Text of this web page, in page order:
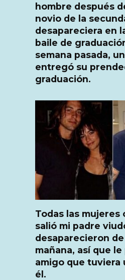
hombre después
novio de la
desapareciera en
baile de
semana pasada,
entregó su
graduación.
Todas las mujeres
salió mi padre
desaparecieron
mañana, así que le
amigo que tuviera
él.